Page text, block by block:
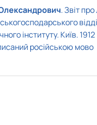
(25.12.2024)
. Звіт про
відді
інституту. Київ. 1912
російською мово